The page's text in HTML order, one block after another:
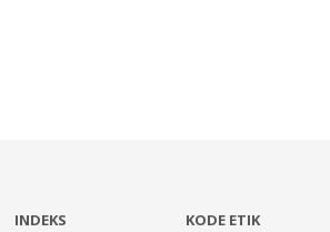
INDEKS KODE ETIK